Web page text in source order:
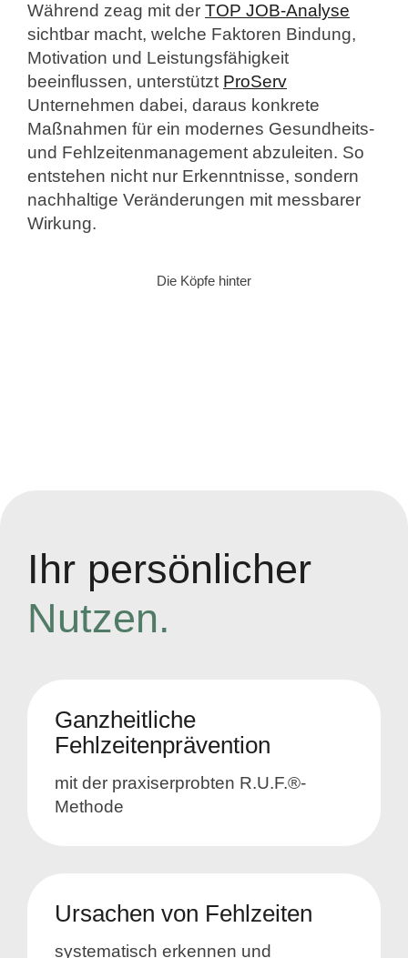
Während zeag mit der TOP JOB-Analyse
sichtbar macht, welche Faktoren Bindung,
Motivation und Leistungsfähigkeit
beeinflussen, unterstützt ProServ
Unternehmen dabei, daraus konkrete
Maßnahmen für ein modernes Gesundheits-
und Fehlzeitenmanagement abzuleiten. So
entstehen nicht nur Erkenntnisse, sondern
nachhaltige Veränderungen mit messbarer
Wirkung.
Die Köpfe hinter
Ihr persönlicher
Nutzen.
Ganzheitliche
Fehlzeitenprävention
mit der praxiserprobten R.U.F.®-
Methode
Ursachen von Fehlzeiten
systematisch erkennen und